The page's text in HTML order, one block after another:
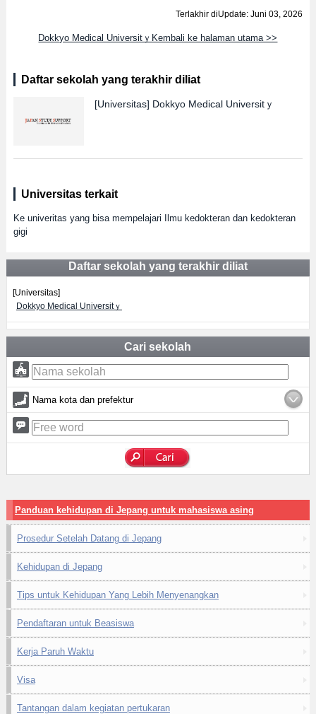
Terlakhir diUpdate: Juni 03, 2026
Dokkyo Medical UniversitｙKembali ke halaman utama >>
Daftar sekolah yang terakhir diliat
[Universitas] Dokkyo Medical Universitｙ
Universitas terkait
Ke univeritas yang bisa mempelajari Ilmu kedokteran dan kedokteran
gigi
Daftar sekolah yang terakhir diliat
[Universitas]
Dokkyo Medical Universitｙ
Cari sekolah
Nama kota dan prefektur
Panduan kehidupan di Jepang untuk mahasiswa asing
Prosedur Setelah Datang di Jepang
Kehidupan di Jepang
Tips untuk Kehidupan Yang Lebih Menyenangkan
Pendaftaran untuk Beasiswa
Kerja Paruh Waktu
Visa
Tantangan dalam kegiatan pertukaran